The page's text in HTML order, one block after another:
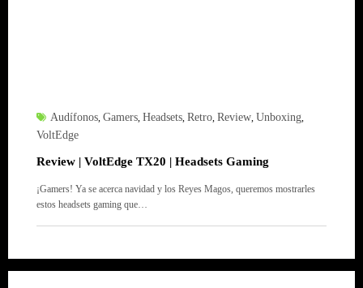
Audífonos, Gamers, Headsets, Retro, Review, Unboxing,
VoltEdge
Review | VoltEdge TX20 | Headsets Gaming
¡Gamers! Ya se acerca navidad y los Reyes Magos, queremos mostrarles
estos headsets gaming que…